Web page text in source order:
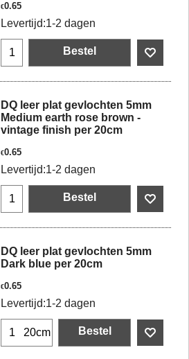
€0.65
Levertijd:1-2 dagen
Bestel
DQ leer plat gevlochten 5mm
Medium earth rose brown -
vintage finish per 20cm
€0.65
Levertijd:1-2 dagen
Bestel
DQ leer plat gevlochten 5mm
Dark blue per 20cm
€0.65
Levertijd:1-2 dagen
20cm Bestel